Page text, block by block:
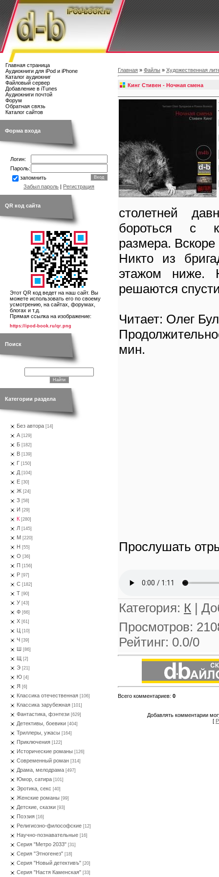
Главная страница
Аудиокниги для iPod и iPhone
Каталог аудиокниг
Файловый сервер
Добавление в iTunes
Аудиокниги почтой
Форум
Обратная связь
Каталог сайтов
Форма входа
Логин:
Пароль:
запомнить
Забыл пароль | Регистрация
QR код сайта
Этот QR код ведет на наш сайт. Вы
можете использовать его по своему
усмотрению, на сайтах, форумах,
блогах и т.д.
Прямая ссылка на изображение:
https://ipod-book.ru/qr.png
Поиск
Категории раздела
Без автора [14]
А [129]
Б [182]
В [139]
Г [150]
Д [104]
Е [30]
Ж [24]
З [58]
И [29]
К [280]
Л [145]
М [220]
Н [55]
О [36]
П [156]
Р [97]
С [182]
Т [90]
У [43]
Ф [66]
Х [61]
Ц [10]
Ч [39]
Ш [86]
Щ [2]
Э [21]
Ю [4]
Я [6]
Классика отечественная [106]
Классика зарубежная [101]
Фантастика, фэнтези [629]
Детективы, боевики [404]
Триллеры, ужасы [164]
Приключения [122]
Исторические романы [126]
Современный роман [314]
Драма, мелодрама [497]
Юмор, сатира [101]
Эротика, секс [40]
Женские романы [99]
Детские, сказки [93]
Поэзия [16]
Религиозно-философские [12]
Научно-познавательные [16]
Серия "Метро 2033" [31]
Серия "Этногенез" [18]
Серия "Новый детективъ" [20]
Серия "Настя Каменская" [33]
Главная » Файлы » Художественная
Кинг Стивен - Ночная смена
столетней
бороться с
размера.
Никто из
этажом ниже.
решаются
Читает: Олег
мин.
Прослушать
Категория: К |
Просмотров:
Рейтинг: 0.0/0
Всего комментариев: 0
Добавлять комментарии
[